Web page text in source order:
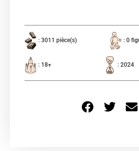
: 3011 pièce(s) : 0
: 18+ : 2024